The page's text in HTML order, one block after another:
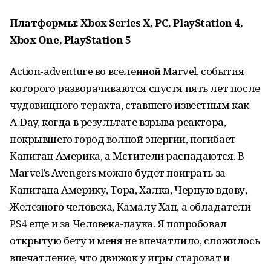
Платформы: Xbox Series X, PC, PlayStation 4,
Xbox One, PlayStation 5
Action-adventure во вселенной Marvel, cобытия
которого разворачиваются спустя пять лет после
чудовищного теракта, ставшего известным как
A-Day, когда в результате взрыва реактора,
покрывшего город волной энергии, погибает
Капитан Америка, а Мстители распадаются. В
Marvel’s Avengers можно будет поиграть за
Капитана Америку, Тора, Халка, Черную вдову,
Железного человека, Камалу Хан, а обладатели
PS4 еще и за Человека-паука. Я попробовал
открытую бету и меня не впечатлило, сложилось
впечатление, что движок у игры староват и